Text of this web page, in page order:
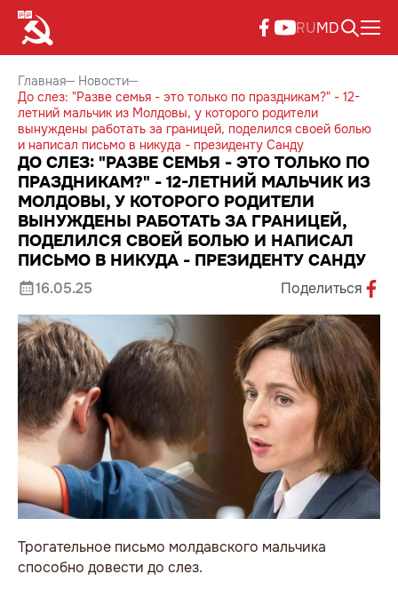
RUMD
Главная
Новости
До слез: "Разве семья - это только по праздникам?" - 12-
летний мальчик из Молдовы, у которого родители
вынуждены работать за границей, поделился своей болью
и написал письмо в никуда - президенту Санду
ДО СЛЕЗ: "РАЗВЕ СЕМЬЯ - ЭТО ТОЛЬКО ПО
ПРАЗДНИКАМ?" - 12-ЛЕТНИЙ МАЛЬЧИК ИЗ
МОЛДОВЫ, У КОТОРОГО РОДИТЕЛИ
ВЫНУЖДЕНЫ РАБОТАТЬ ЗА ГРАНИЦЕЙ,
ПОДЕЛИЛСЯ СВОЕЙ БОЛЬЮ И НАПИСАЛ
ПИСЬМО В НИКУДА - ПРЕЗИДЕНТУ САНДУ
16.05.25 Поделиться
Трогательное письмо молдавского мальчика
способно довести до слез.